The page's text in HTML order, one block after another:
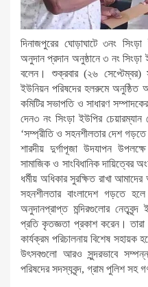
দিনাজপুরের ঘোড়াঘাটে ৩নং
অনুদান প্রদান অনুষ্ঠানে ৩ নং
বলেন। শুক্রবার (২৬ সেপ্টেম্বর)
ইউনিয়ন পরিষদের হলরুমে অনুষ্ঠিত
কমিটির সভাপতি ও সাধারণ
দেন৩ নং সিংড়া ইউপির
‘সম্প্রীতি ও সহনশীলতার দেশ
শারদীয় দুর্গাপূজা উদযাপন
সামাজিক ও সাংবিধানিক দায়িত্বের
ধর্মীয় অধিকার সুরক্ষিত রাখা
সহনশীলতার বাংলাদেশ গড়তে
অনুদানপ্রাপ্ত মন্দিরগুলোর নেতৃবৃন্দ
প্রতি কৃতজ্ঞতা প্রকাশ করেন। তারা
কার্যক্রম পরিচালনায় বিশেষ সহায়ক
উৎসবগুলো আরও সুন্দরভাবে
পরিষদের সদস্যবৃন্দ, গ্রাম পুলিশ সহ